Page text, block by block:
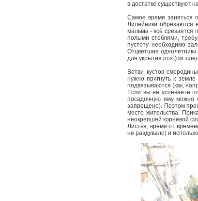
в достатке существуют
Самое время заняться
Лилейники обрезаются
мальвы - всё срезается
полыми стеблями,
пустоту необходимо
Отцветшие
для укрытия роз (см.
Ветви кустов
нужно пригнуть к
подвязываются (как,
Если вы не успеваете
посадочную яму можно
запрещено). Поэтом
место жительства.
неокрепшей корневой
Листья, время от
не раздувало) и